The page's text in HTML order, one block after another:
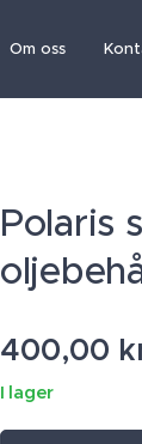
Om oss
Polaris
400,00
I lager